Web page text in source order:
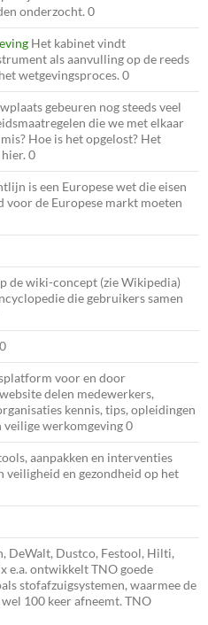
onderzocht. 0
Het kabinet vindt
als aanvulling op de reeds
wetgevingsproces. 0
gebeuren nog steeds veel
die we met elkaar
Hoe is het opgelost? Het
0
is een Europese wet die eisen
voor de Europese markt moeten
de wiki-concept (zie Wikipedia)
die gebruikers samen
0
voor en door
delen medewerkers,
kennis, tips, opleidingen
veilige werkomgeving 0
aanpakken en interventies
veiligheid en gezondheid op het
DeWalt, Dustco, Festool, Hilti,
e.a. ontwikkelt TNO goede
stofafzuigsystemen, waarmee de
100 keer afneemt. TNO